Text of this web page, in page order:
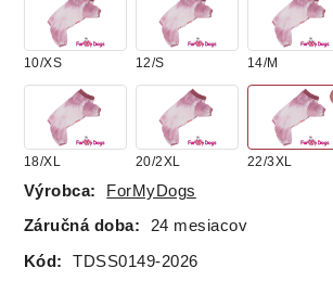
10/XS 12/S 14/M
18/XL 20/2XL 22/3XL
Výrobca: ForMyDogs
Záručná doba: 24 mesiacov
Kód: TDSS0149-2026